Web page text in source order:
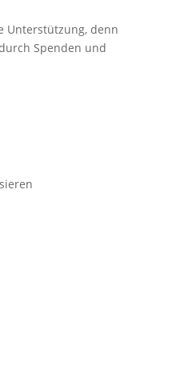
Unterstützung, denn
Spenden und